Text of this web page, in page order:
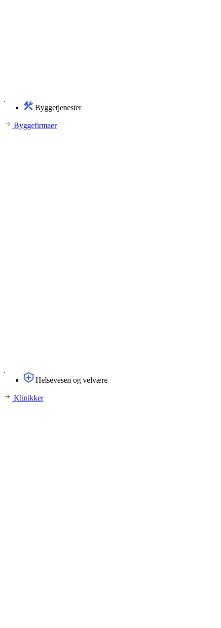
Byggetjenester
Byggefirmaer
Helsevesen og velvære
Klinikker